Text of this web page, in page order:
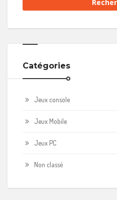
Catégories
Jeux console
Jeux Mobile
Jeux PC
Non classé